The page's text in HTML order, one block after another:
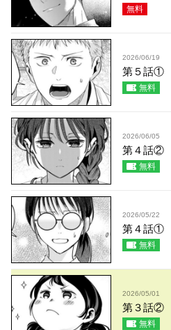
無料
2026/06/19
第５話①
無料
2026/06/05
第４話②
無料
2026/05/22
第４話①
無料
2026/05/01
第３話②
無料